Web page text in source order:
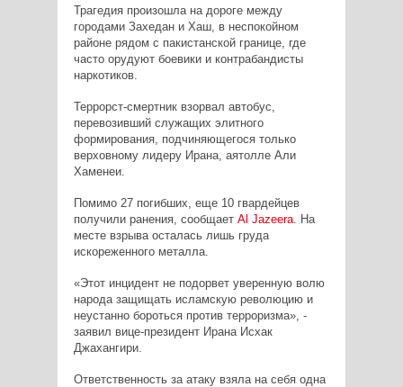
Трагедия произошла на дороге между
городами Захедан и Хаш, в неспокойном
районе рядом с пакистанской границе, где
часто орудуют боевики и контрабандисты
наркотиков.
Террорст-смертник взорвал автобус,
перевозивший служащих элитного
формирования, подчиняющегося только
верховному лидеру Ирана, аятолле Али
Хаменеи.
Помимо 27 погибших, еще 10 гвардейцев
получили ранения, сообщает Al Jazeera. На
месте взрыва осталась лишь груда
искореженного металла.
«Этот инцидент не подорвет уверенную волю
народа защищать исламскую революцию и
неустанно бороться против терроризма», -
заявил вице-президент Ирана Исхак
Джахангири.
Ответственность за атаку взяла на себя одна